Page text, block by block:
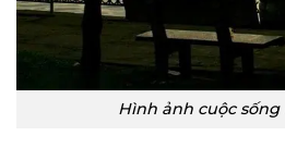
Hình ảnh cuộc sống